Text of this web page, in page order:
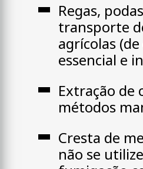
Regas,
transporte
agrícolas
essencial e
Extração de
métodos
Cresta de
não se